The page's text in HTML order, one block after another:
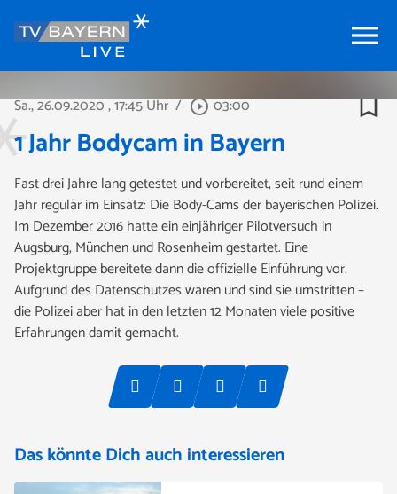
menu
Sa., 26.09.2020, 17:45 Uhr / play_circle_outline03:00 bookmark_border
1 Jahr Bodycam in Bayern
Fast drei Jahre lang getestet und vorbereitet, seit rund einem
Jahr regulär im Einsatz: Die Body-Cams der bayerischen Polizei.
Im Dezember 2016 hatte ein einjähriger Pilotversuch in
Augsburg, München und Rosenheim gestartet. Eine
Projektgruppe bereitete dann die offizielle Einführung vor.
Aufgrund des Datenschutzes waren und sind sie umstritten –
die Polizei aber hat in den letzten 12 Monaten viele positive
Erfahrungen damit gemacht.
Das könnte Dich auch interessieren